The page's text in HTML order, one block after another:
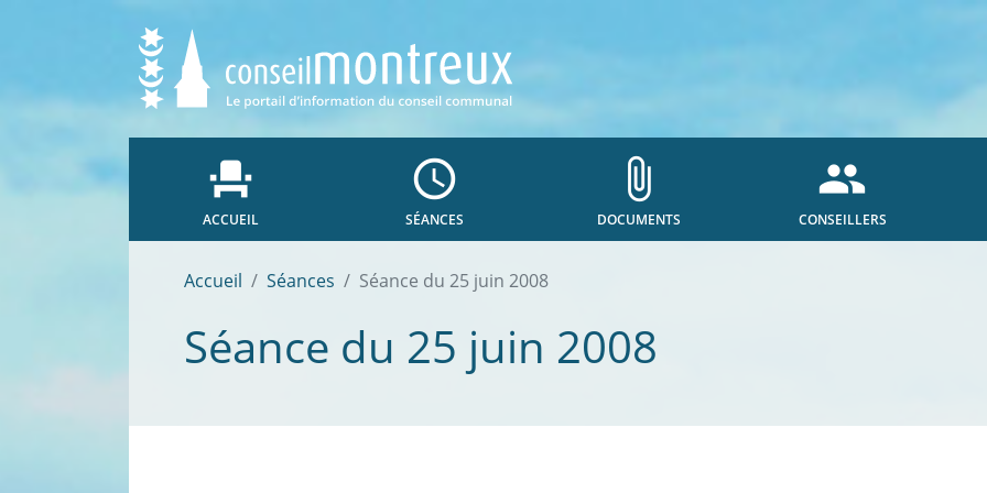
event_seat
ACCUEIL
access_time
SÉANCES
attach_file
DOCUMENTS
people
CONSEILLERS
Accueil Séances Séance du 25 juin 2008
Séance du 25 juin 2008